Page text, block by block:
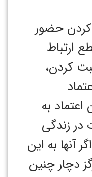
حضور
ارتباط
کردن،
اعتماد به
زندگی
آنها به این
دچار چنین